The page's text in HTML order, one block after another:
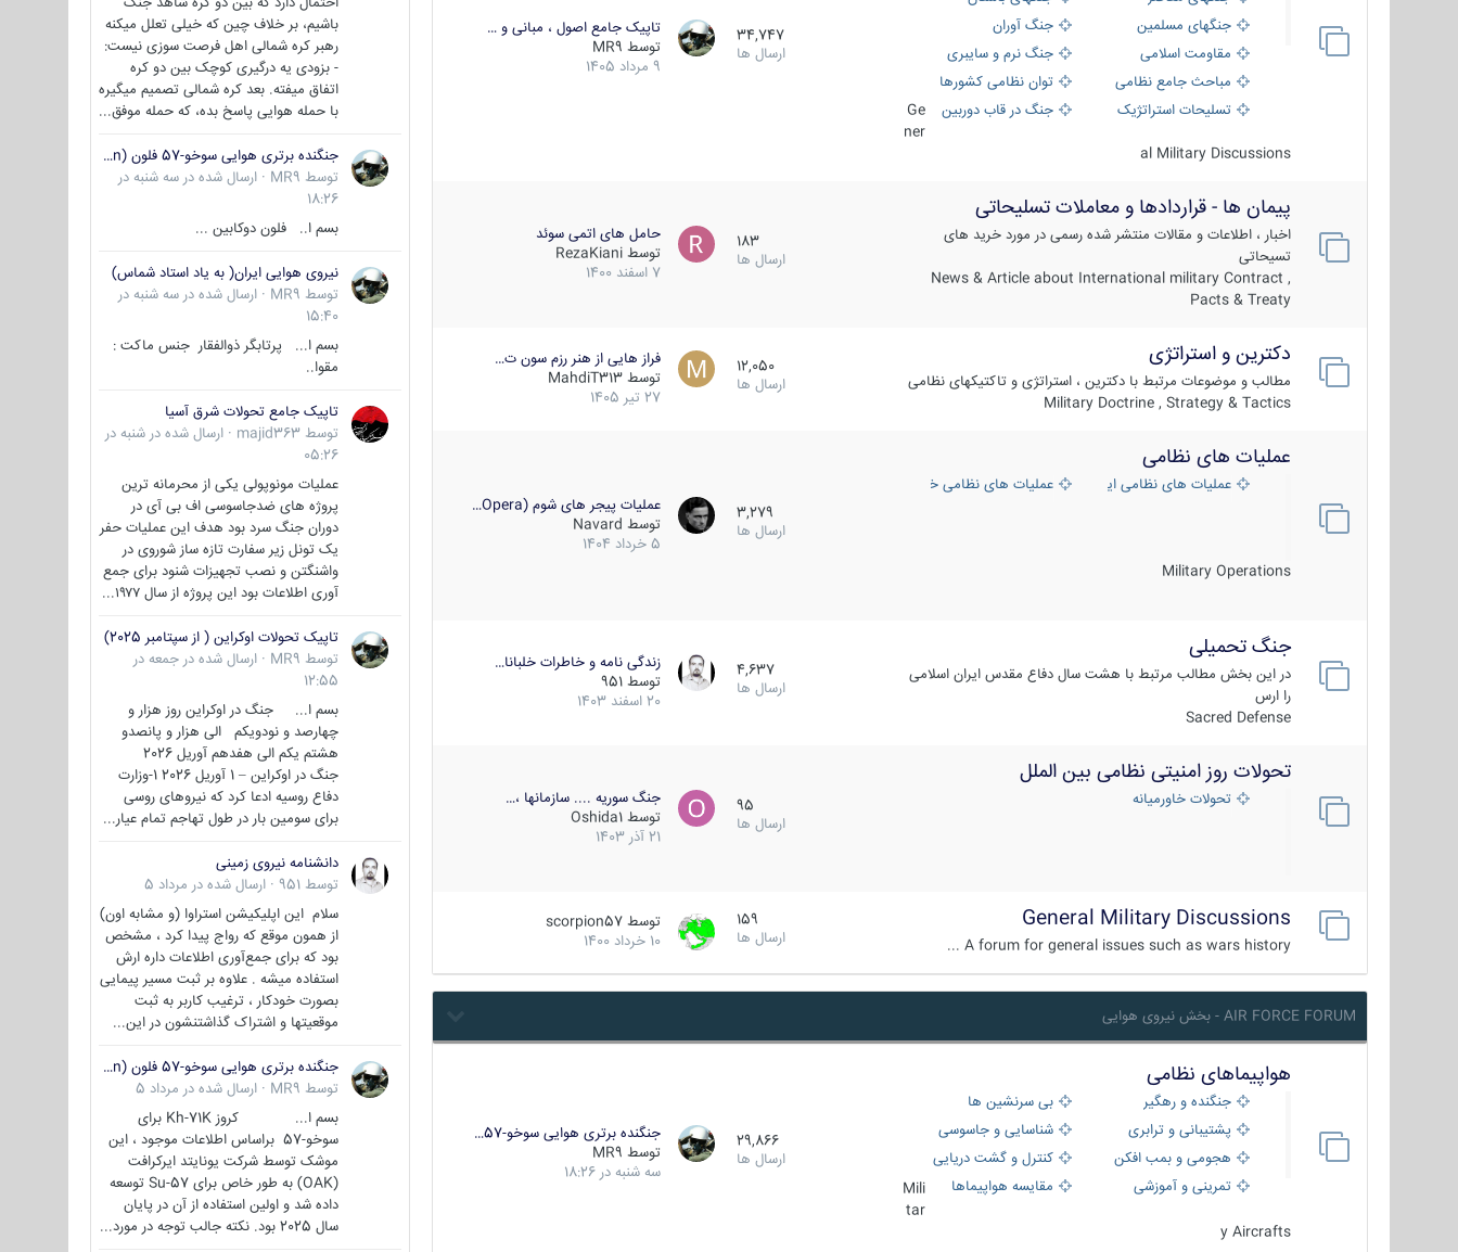
جنگهای مسلمین
جنگ آوران
مقاومت اسلامی
جنگ نرم و سایبری
مباحث جامع نظامی
توان نظامی کشورها
تسلیحات استراتژیک
جنگ در قاب دوربین
Ge
ner
al Military Discussions
34,747
ارسال ها
تاپیک جامع اصول ، مبانی و …
توسط MR9
9 مرداد 1405
پیمان ها - قراردادها و معاملات تسلیحاتی
اخبار ، اطلاعات و مقالات منتشر شده رسمی در مورد خرید های
تسیحاتی
News & Article about International military Contract ,
Pacts & Treaty
183
ارسال ها
حامل های اتمی سوئد
توسط RezaKiani
7 اسفند 1400
دکترین و استراتژی
مطالب و موضوعات مرتبط با دکترین ، استراتژی و تاکتیکهای نظامی
Military Doctrine , Strategy & Tactics
12,050
ارسال ها
فراز هایی از هنر رزم سون ت…
توسط MahdiT313
27 تیر 1405
عملیات های نظامی
عملیات های نظامی ایران عملیات های نظامی خارجی
Military Operations
3,279
ارسال ها
عملیات پیجر های شوم (Opera…
توسط Navard
5 خرداد 1404
جنگ تحمیلی
در این بخش مطالب مرتبط با هشت سال دفاع مقدس ایران اسلامی
را ارس
Sacred Defense
4,637
ارسال ها
زندگی نامه و خاطرات خلبانا…
توسط 951
20 اسفند 1403
تحولات روز امنیتی نظامی بین الملل
تحولات خاورمیانه
95
ارسال ها
جنگ سوریه .... سازمانها ،…
توسط Oshida1
21 آذر 1403
General Military Discussions
A forum for general issues such as wars history ...
159
ارسال ها
توسط scorpion57
10 خرداد 1400
AIR FORCE FORUM - بخش نیروی هوایی
هواپیماهای نظامی
جنگنده و رهگیر
بی سرنشین ها
پشتیبانی و ترابری
شناسایی و جاسوسی
هجومی و بمب افکن
کنترل و گشت دریایی
تمرینی و آموزشی
مقایسه هواپیماها
Mili
tar
y Aircrafts
29,866
ارسال ها
جنگنده برتری هوایی سوخو-57…
توسط MR9
سه شنبه در 18:26
باشیم، بر خلاف چین که خیلی تعلل میکنه
رهبر کره شمالی اهل فرصت سوزی نیست:
- بزودی یه درگیری کوچک بین دو کره
اتفاق میفته. بعد کره شمالی تصمیم میگیره
با حمله هوایی پاسخ بده، که حمله موفق...
جنگنده برتری هوایی سوخو-57 فلون (Su-57/Felon)
توسط MR9
· ارسال شده در سه شنبه در
18:26
بسم ا.. فلون دوکابین ...
نیروی هوایی ایران( به یاد استاد شماس)
توسط MR9
· ارسال شده در سه شنبه در
15:40
بسم ا... پرتابگر ذوالفقار جنس ماکت :
مقوا..
تاپیک جامع تحولات شرق آسیا
توسط majid363
· ارسال شده در شنبه در
05:26
عملیات مونوپولی یکی از محرمانه ترین
پروژه های ضدجاسوسی اف بی آی در
دوران جنگ سرد بود هدف این عملیات حفر
یک تونل زیر سفارت تازه ساز شوروی در
واشنگتن و نصب تجهیزات شنود برای جمع
آوری اطلاعات بود این پروژه از سال ۱۹۷۷...
تاپیک تحولات اوکراین ( از سپتامبر 2025)
توسط MR9
· ارسال شده در جمعه در
12:55
بسم ا... جنگ در اوکراین روز هزار و
چهارصد و نودویکم الی هزار و پانصدو
هشتم یکم الی هفدهم آوریل 2026
جنگ در اوکراین – 1 آوریل 2026 1-وزارت
دفاع روسیه ادعا کرد که نیروهای روسی
برای سومین بار در طول تهاجم تمام عیار...
دانشنامه نیروی زمینی
توسط 951
· ارسال شده در مرداد 5
سلام این اپلیکیشن استراوا (و مشابه اون)
از همون موقع که رواج پیدا کرد ، مشخص
بود که برای جمع‌آوری اطلاعات داره ارش
استفاده میشه . علاوه بر ثبت مسیر پیمایی
بصورت خودکار ، ترغیب کاربر به ثبت
موقعیتها و اشتراک‌ گذاشتنشون در این...
جنگنده برتری هوایی سوخو-57 فلون (Su-57/Felon)
توسط MR9
· ارسال شده در مرداد 5
بسم ا... کروز Kh-71K برای
سوخو-57 براساس اطلاعات موجود ، این
موشک توسط شرکت یونایتد ایرکرافت
(OAK) به طور خاص برای Su-57 توسعه
داده شد و اولین استفاده از آن در پایان
سال 2025 بود. نکته جالب توجه در مورد...